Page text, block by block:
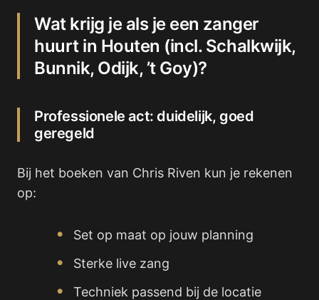
Wat krijg je als je een zanger
huurt in Houten (incl. Schalkwijk,
Bunnik, Odijk, ’t Goy)?
Professionele act: duidelijk, goed
geregeld
Bij het boeken van Chris Riven kun je rekenen
op:
Set op maat op jouw planning
Sterke live zang
Techniek passend bij de locatie